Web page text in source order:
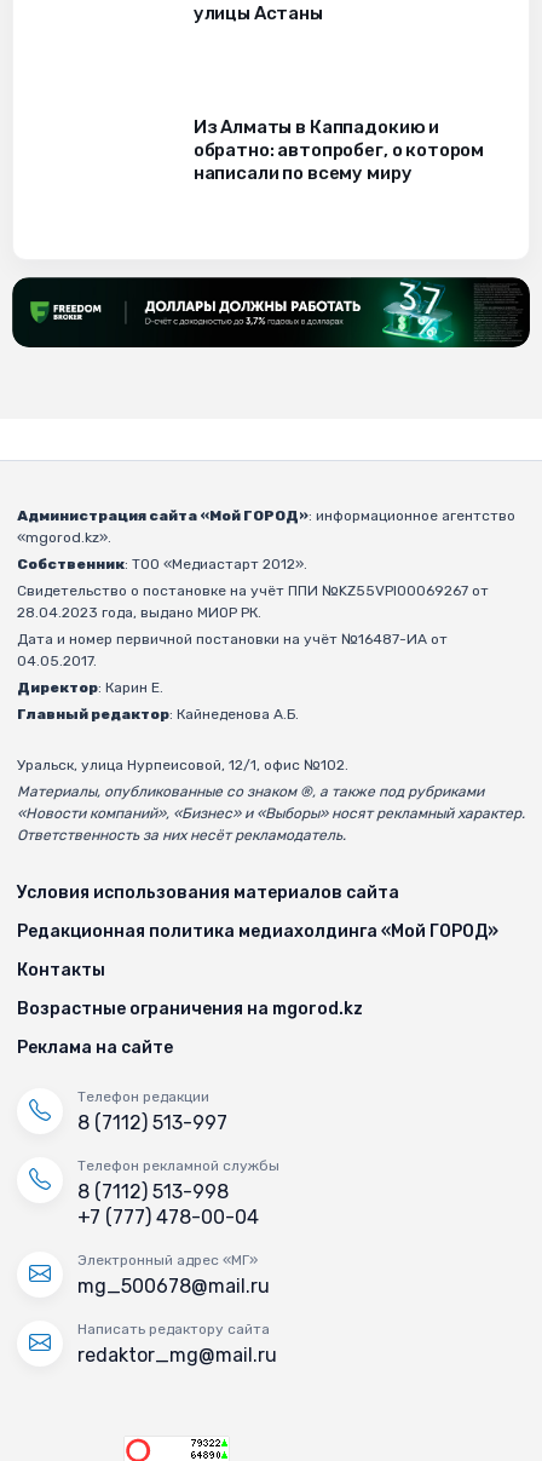
улицы Астаны
Из Алматы в Каппадокию и
обратно: автопробег, о котором
написали по всему миру
Администрация сайта «Мой ГОРОД»: информационное агентство
«mgorod.kz».
Собственник: ТОО «Медиастарт 2012».
Свидетельство о постановке на учёт ППИ №KZ55VPI00069267 от
28.04.2023 года, выдано МИОР РК.
Дата и номер первичной постановки на учёт №16487-ИА от
04.05.2017.
Директор: Карин Е.
Главный редактор: Кайнеденова А.Б.
Уральск, улица Нурпеисовой, 12/1, офис №102.
Материалы, опубликованные со знаком ®, а также под рубриками
«Новости компаний», «Бизнес» и «Выборы» носят рекламный характер.
Ответственность за них несёт рекламодатель.
Условия использования материалов сайта
Редакционная политика медиахолдинга «Мой ГОРОД»
Контакты
Возрастные ограничения на mgorod.kz
Реклама на сайте
Телефон редакции
8 (7112) 513-997
Телефон рекламной службы
8 (7112) 513-998
+7 (777) 478-00-04
Электронный адрес «МГ»
mg_500678@mail.ru
Написать редактору сайта
redaktor_mg@mail.ru